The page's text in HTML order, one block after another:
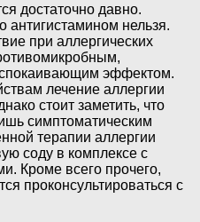
достаточно давно.
антигистамином нельзя.
при аллергических
эффектом.
лечение аллергии
стоит заметить, что
симптоматическим
терапии аллергии
соду в комплексе с
Кроме всего прочего,
проконсультироваться с